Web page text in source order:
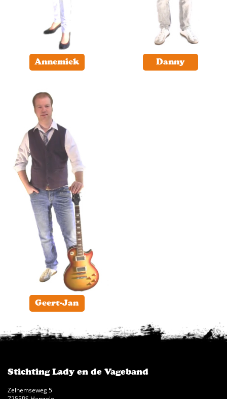
Annemiek Danny
Geert-Jan
Stichting Lady en de Vageband
Zelhemseweg 5